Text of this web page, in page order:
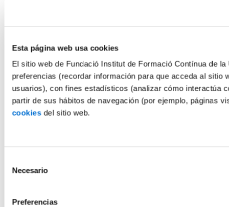
Esta página web usa cookies
El sitio web de Fundació Institut de Formació Contínua de
preferencias (recordar información para que acceda al
usuarios), con fines estadísticos (analizar cómo interactúa
partir de sus hábitos de navegación (por ejemplo, páginas
cookiesdel sitio web.
Necesario
Preferencias